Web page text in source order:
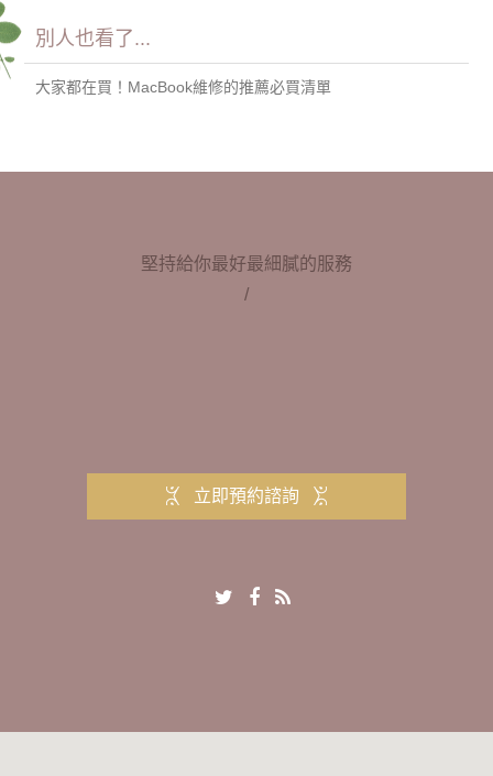
別人也看了...
大家都在買！MacBook維修的推薦必買清單
堅持給你最好最細膩的服務
/
立即預約諮詢